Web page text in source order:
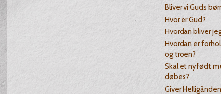
Bliver vi Guds
Hvor er Gud?
Hvordan bliver
Hvordan er
og troen?
Skal et nyfødt
døbes?
Giver